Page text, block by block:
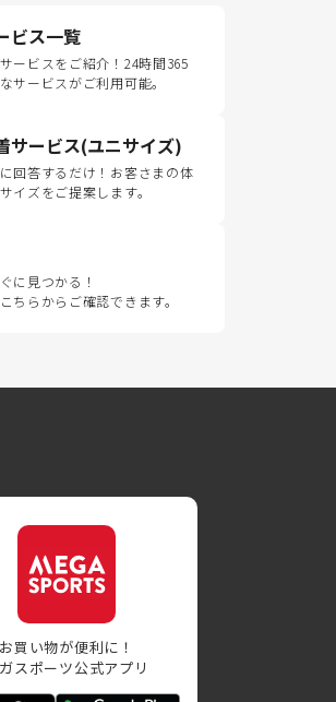
ビス一覧
ービスをご紹介！24時間365
サービスがご利用可能。
サービス(ユニサイズ)
回答するだけ！お客さまの体
イズをご提案します。
に見つかる！
ちらからご確認できます。
お買い物が便利に！
スポーツ公式アプリ